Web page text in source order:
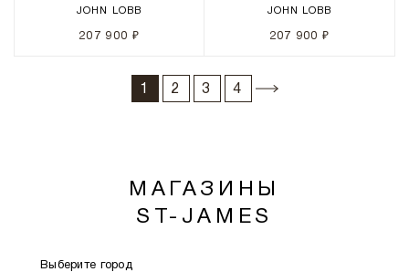
JOHN LOBB
207 900 ₽
JOHN LOBB
207 900 ₽
1 2 3 4
МАГАЗИНЫ
ST-JAMES
Выберите город